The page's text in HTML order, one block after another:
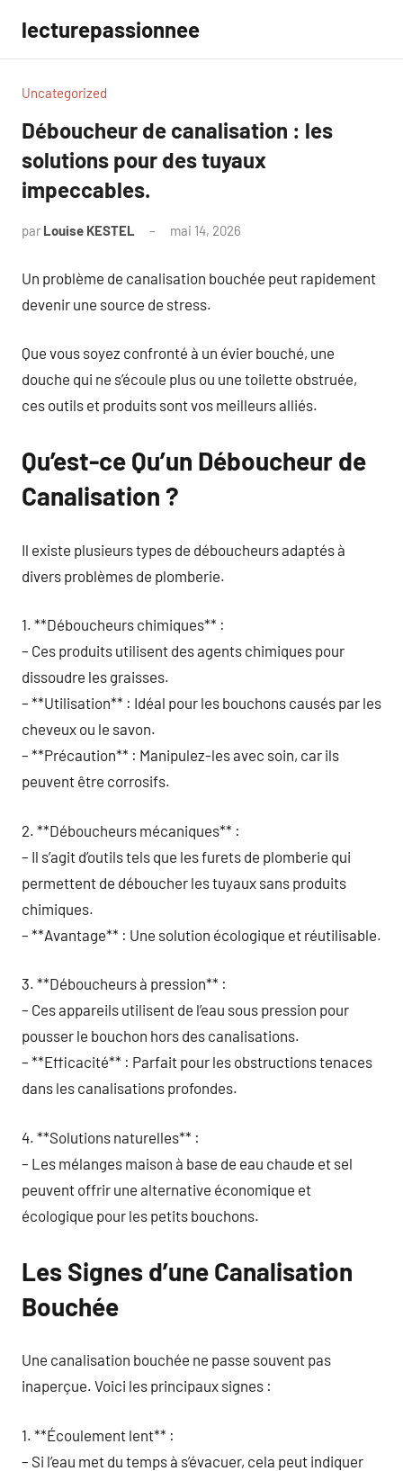
contenu
lecturepassionnee
Uncategorized
Déboucheur de canalisation : les
solutions pour des tuyaux
impeccables.
par Louise KESTEL mai 14, 2026
Un problème de canalisation bouchée peut rapidement
devenir une source de stress.
Que vous soyez confronté à un évier bouché, une
douche qui ne s’écoule plus ou une toilette obstruée,
ces outils et produits sont vos meilleurs alliés.
Qu’est-ce Qu’un Déboucheur de
Canalisation ?
Il existe plusieurs types de déboucheurs adaptés à
divers problèmes de plomberie.
1. **Déboucheurs chimiques** :
– Ces produits utilisent des agents chimiques pour
dissoudre les graisses.
– **Utilisation** : Idéal pour les bouchons causés par les
cheveux ou le savon.
– **Précaution** : Manipulez-les avec soin, car ils
peuvent être corrosifs.
2. **Déboucheurs mécaniques** :
– Il s’agit d’outils tels que les furets de plomberie qui
permettent de déboucher les tuyaux sans produits
chimiques.
– **Avantage** : Une solution écologique et réutilisable.
3. **Déboucheurs à pression** :
– Ces appareils utilisent de l’eau sous pression pour
pousser le bouchon hors des canalisations.
– **Efficacité** : Parfait pour les obstructions tenaces
dans les canalisations profondes.
4. **Solutions naturelles** :
– Les mélanges maison à base de eau chaude et sel
peuvent offrir une alternative économique et
écologique pour les petits bouchons.
Les Signes d’une Canalisation
Bouchée
Une canalisation bouchée ne passe souvent pas
inaperçue. Voici les principaux signes :
1. **Écoulement lent** :
– Si l’eau met du temps à s’évacuer, cela peut indiquer